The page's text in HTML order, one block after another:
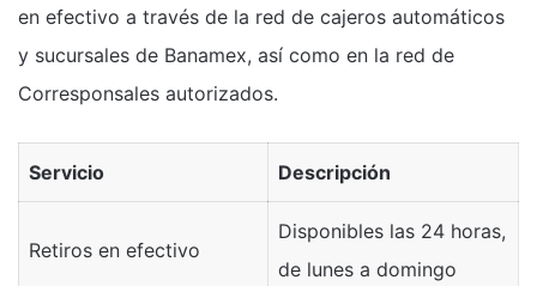
en efectivo a través de la red de cajeros automáticos
y sucursales de Banamex, así como en la red de
Corresponsales autorizados.
Servicio Descripción
Retiros en efectivo
Disponibles las 24 horas,
de lunes a domingo